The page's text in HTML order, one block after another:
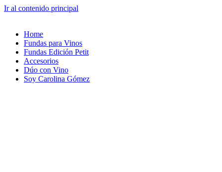
Ir al contenido principal
Home
Fundas para Vinos
Fundas Edición Petit
Accesorios
Dúo con Vino
Soy Carolina Gómez